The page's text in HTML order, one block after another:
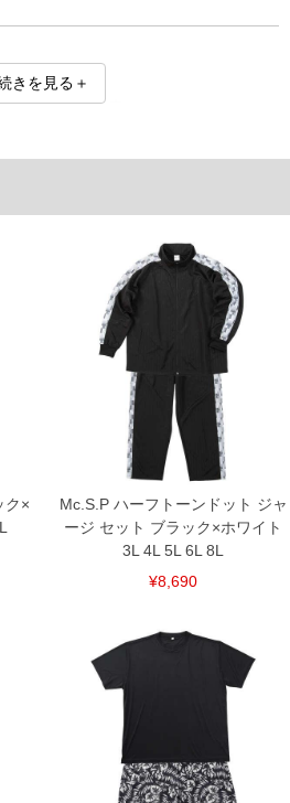
応範囲となります。
よっては剥がれる場合がございますの
。
/袖口
り幅/ヒップ/総丈
間以内にご連絡ください。
上、返品交換不可とさせて頂いております。予め
きを見る＋
ク×
Mc.S.P ハーフトーンドット ジャ
ージ セット ブラック×ホワイト
3L 4L 5L 6L 8L
¥8,690